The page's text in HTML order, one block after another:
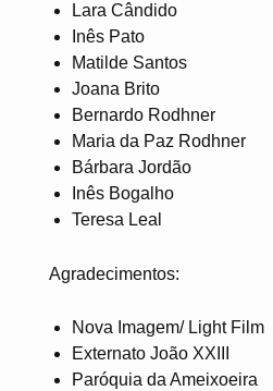
Lara Cândido
Inês Pato
Matilde Santos
Joana Brito
Bernardo Rodhner
Maria da Paz Rodhner
Bárbara Jordão
Inês Bogalho
Teresa Leal
Agradecimentos:
Nova Imagem/ Light Film
Externato João XXIII
Paróquia da Ameixoeira